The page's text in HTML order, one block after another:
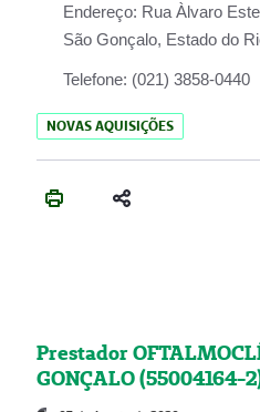
Endereço: Rua Àlvaro
São Gonçalo, Estado do
Telefone: (021) 3858-0440
NOVAS AQUISIÇÕES
Prestador
GONÇALO (55004164-